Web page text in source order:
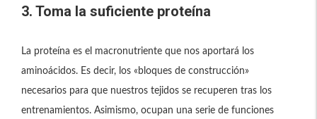
3. Toma la suficiente proteína
La proteína es el macronutriente que nos aportará los
aminoácidos. Es decir, los «bloques de construcción»
necesarios para que nuestros tejidos se recuperen tras los
entrenamientos. Asimismo, ocupan una serie de funciones